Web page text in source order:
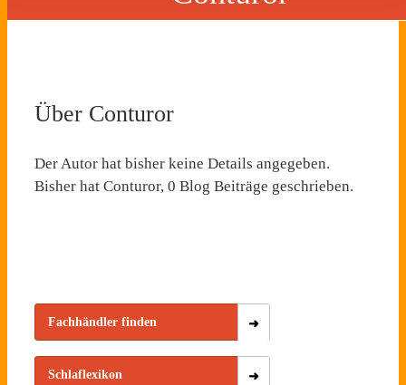
Über Conturor
Der Autor hat bisher keine Details angegeben.
Bisher hat Conturor, 0 Blog Beiträge geschrieben.
Fachhändler finden
Schlaflexikon